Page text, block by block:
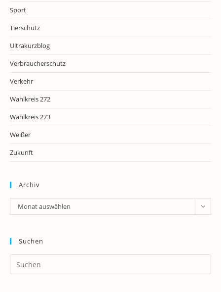
Sport
Tierschutz
Ultrakurzblog
Verbraucherschutz
Verkehr
Wahlkreis 272
Wahlkreis 273
Weißer
Zukunft
Archiv
Archiv
Monat auswählen
Suchen